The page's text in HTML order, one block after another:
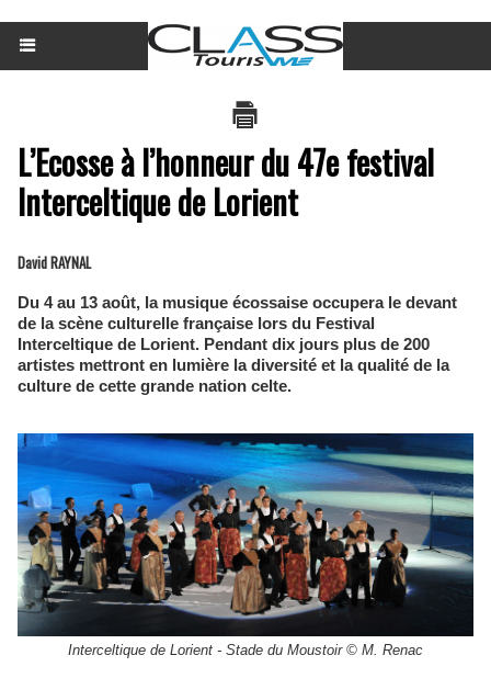
L’Ecosse à l’honneur du 47e festival
Interceltique de Lorient
David RAYNAL
Du 4 au 13 août, la musique écossaise occupera le devant
de la scène culturelle française lors du Festival
Interceltique de Lorient. Pendant dix jours plus de 200
artistes mettront en lumière la diversité et la qualité de la
culture de cette grande nation celte.
Interceltique de Lorient - Stade du Moustoir © M. Renac